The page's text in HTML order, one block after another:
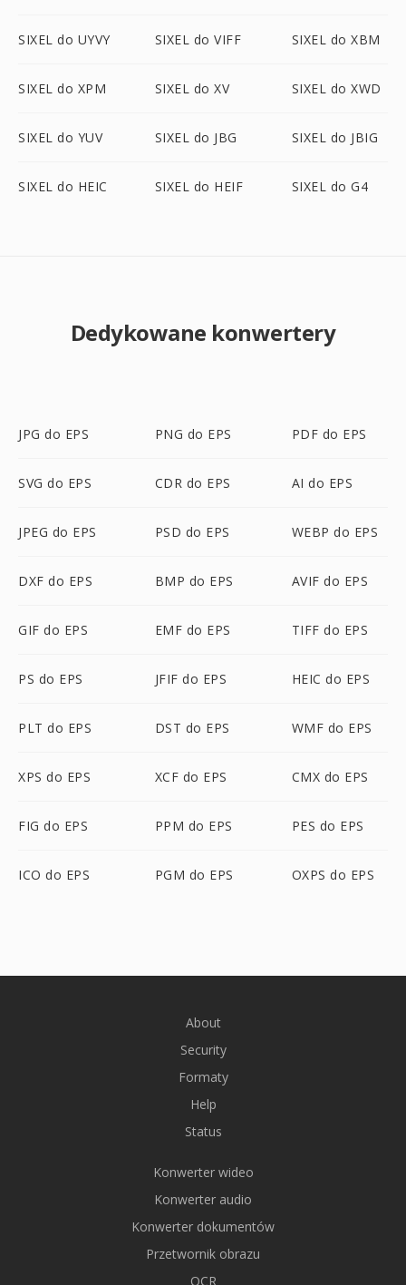
SIXEL do UYVY SIXEL do VIFF SIXEL do XBM
SIXEL do XPM SIXEL do XV SIXEL do XWD
SIXEL do YUV SIXEL do JBG SIXEL do JBIG
SIXEL do HEIC SIXEL do HEIF SIXEL do G4
Dedykowane konwertery
JPG do EPS PNG do EPS PDF do EPS
SVG do EPS CDR do EPS AI do EPS
JPEG do EPS PSD do EPS WEBP do EPS
DXF do EPS BMP do EPS AVIF do EPS
GIF do EPS EMF do EPS TIFF do EPS
PS do EPS JFIF do EPS HEIC do EPS
PLT do EPS DST do EPS WMF do EPS
XPS do EPS XCF do EPS CMX do EPS
FIG do EPS PPM do EPS PES do EPS
ICO do EPS PGM do EPS OXPS do EPS
About
Security
Formaty
Help
Status
Konwerter wideo
Konwerter audio
Konwerter dokumentów
Przetwornik obrazu
OCR